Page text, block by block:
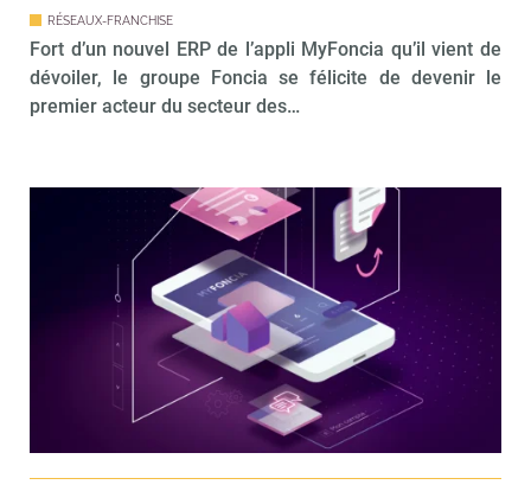
RÉSEAUX-FRANCHISE
Fort d’un nouvel ERP de l’appli MyFoncia qu’il vient de
dévoiler, le groupe Foncia se félicite de devenir le
premier acteur du secteur des…